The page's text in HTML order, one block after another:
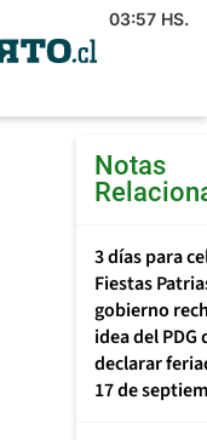
03:57 HS.
Notas
3 días para
Fiestas
gobierno
idea del PDG
declarar
17 de